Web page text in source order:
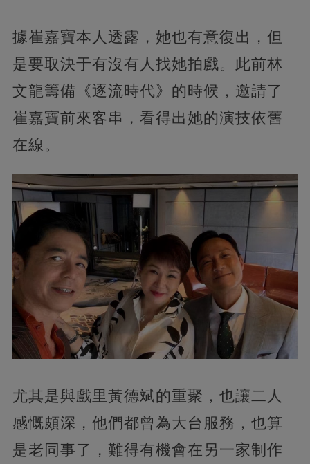
據崔嘉寶本人透露，她也有意復出，但
是要取決于有沒有人找她拍戲。此前林
文龍籌備《逐流時代》的時候，邀請了
崔嘉寶前來客串，看得出她的演技依舊
在線。
尤其是與戲里黃德斌的重聚，也讓二人
感慨頗深，他們都曾為大台服務，也算
是老同事了，難得有機會在另一家制作